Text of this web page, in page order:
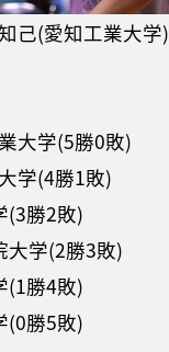
己(愛知工業大学)
大学(5勝0敗)
学(4勝1敗)
勝2敗)
学(2勝3敗)
勝4敗)
勝5敗)